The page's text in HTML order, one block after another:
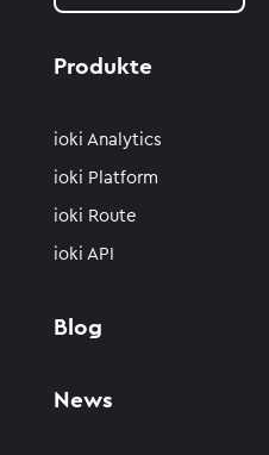
Produkte
ioki Analytics
ioki Platform
ioki Route
ioki API
Blog
News